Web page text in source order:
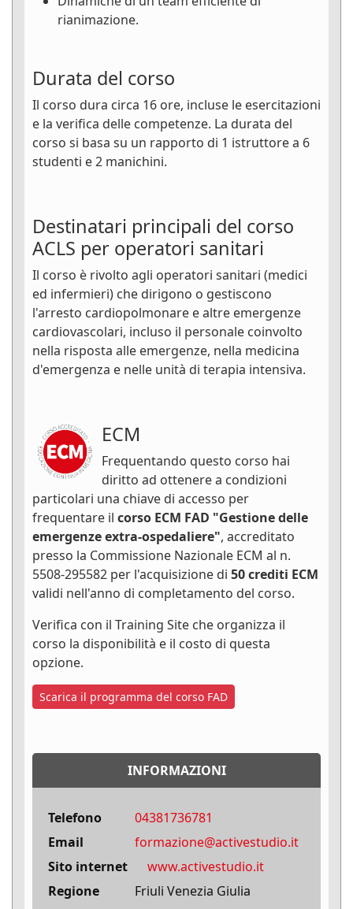
rianimazione.
Durata del corso
Il corso dura circa 16 ore, incluse le esercitazioni
e la verifica delle competenze. La durata del
corso si basa su un rapporto di 1 istruttore a 6
studenti e 2 manichini.
Destinatari principali del corso
ACLS per operatori sanitari
Il corso è rivolto agli operatori sanitari (medici
ed infermieri) che dirigono o gestiscono
l'arresto cardiopolmonare e altre emergenze
cardiovascolari, incluso il personale coinvolto
nella risposta alle emergenze, nella medicina
d'emergenza e nelle unità di terapia intensiva.
ECM
Frequentando questo corso hai
diritto ad ottenere a condizioni
particolari una chiave di accesso per
frequentare il corso ECM FAD "Gestione delle
emergenze extra-ospedaliere", accreditato
presso la Commissione Nazionale ECM al n.
5508-295582 per l'acquisizione di 50 crediti ECM
validi nell'anno di completamento del corso.
Verifica con il Training Site che organizza il
corso la disponibilità e il costo di questa
opzione.
Scarica il programma del corso FAD
INFORMAZIONI
Telefono
04381736781
Email
formazione@activestudio.it
Sito internet
www.activestudio.it
Regione
Friuli Venezia Giulia